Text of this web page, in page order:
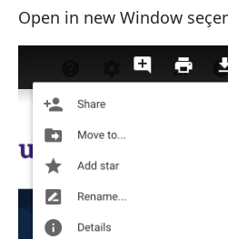
Open in new Window